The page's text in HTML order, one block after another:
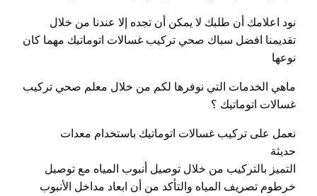
نود اعلامك أن طلبك لا يمكن أن تجده إلا عندنا من خلال
تقديمنا افضل سباك صحي تركيب غسالات اتوماتيك مهما كان
نوعها
ماهي الخدمات التي نوفرها لكم من خلال معلم صحي تركيب
غسالات اتوماتيك ؟
نعمل على تركيب غسالات اتوماتيك باستخدام معدات
حديثة
التميز بالتركيب من خلال توصيل أنبوب المياه مع توصيل
خرطوم تصريف المياه والتأكد من أن ابعاد مداخل الأنبوب